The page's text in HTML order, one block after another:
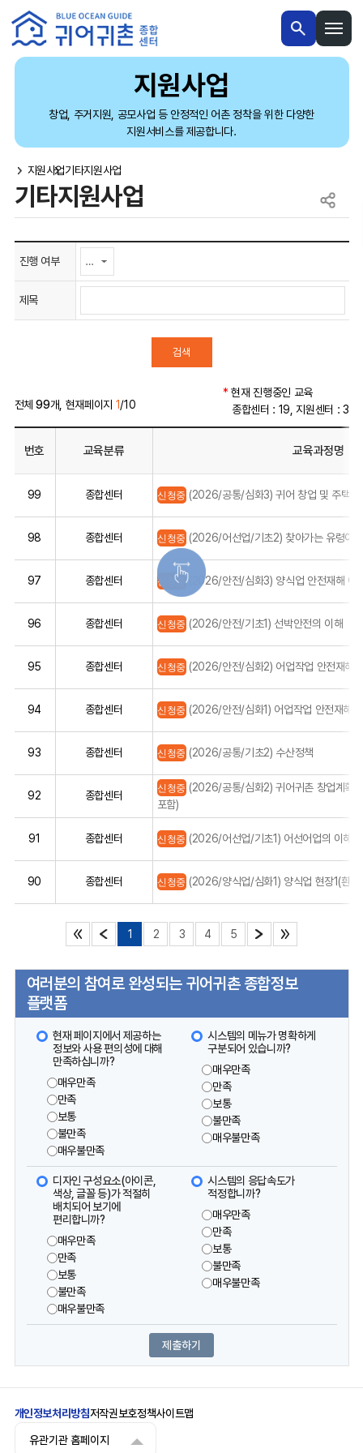
본문 내용 바로가기
메인메뉴 바로가기
지원사업
창업, 주거지원, 공모사업 등 안정적인 어촌 정착을 위한 다양한
지원서비스를 제공합니다.
지원사업기타지원사업
기타지원사업
진행 여부
제목
* 현재 진행중인 교육
종합센터 : 19, 지원센터 : 3
전체99개, 현재페이지 1/10
번호 교육분류 교육과정명
99 종합센터 신청중 (2026/공통/심화3) 귀어 창업 및 주택구
98 종합센터 신청중 (2026/어선업/기초2) 찾아가는 유령어
97 종합센터 신청중 (2026/안전/심화3) 양식업 안전재해 예
96 종합센터 신청중 (2026/안전/기초1) 선박안전의 이해
95 종합센터 신청중 (2026/안전/심화2) 어업작업 안전재해
94 종합센터 신청중 (2026/안전/심화1) 어업작업 안전재해
93 종합센터 신청중 (2026/공통/기초2) 수산정책
92 종합센터
신청중 (2026/공통/심화2) 귀어귀촌 창업계획
포함)
91 종합센터 신청중 (2026/어선업/기초1) 어선어업의 이해
90 종합센터 신청중 (2026/양식업/심화1) 양식업 현장1(흰다
1 2 3 4 5
여러분의 참여로 완성되는 귀어귀촌 종합정보
플랫폼
현재 페이지에서 제공하는
정보와 사용 편의성에 대해
만족하십니까?
매우만족
만족
보통
불만족
매우불만족
시스템의 메뉴가 명확하게
구분되어 있습니까?
매우만족
만족
보통
불만족
매우불만족
디자인 구성요소(아이콘,
색상, 글꼴 등)가 적절히
배치되어 보기에
편리합니까?
매우만족
만족
보통
불만족
매우불만족
시스템의 응답속도가
적정합니까?
매우만족
만족
보통
불만족
매우불만족
개인정보처리방침저작권보호정책사이트맵
유관기관 홈페이지